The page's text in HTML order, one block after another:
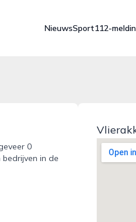
NieuwsSport112-
0
in de